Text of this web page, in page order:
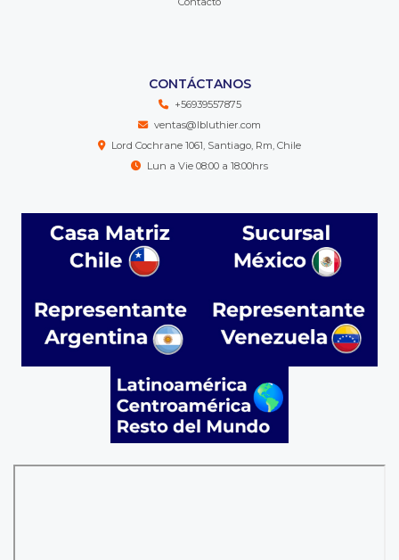
CONTÁCTANOS
+56939557875
ventas@lbluthier.com
Lord Cochrane 1061, Santiago, Rm, Chile
Lun a Vie 08:00 a 18:00hrs